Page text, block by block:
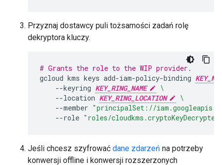
Przyznaj dostawcy puli tożsamości zadań rolę
dekryptora kluczy.
# Grants the role to the WIP provider.
gcloud kms keys add-iam-policy-binding
--keyring KEY_RING_NAME
\
--location KEY_RING_LOCATION
\
--member "principalSet://
--role "roles/
Jeśli chcesz szyfrować dane zdarzeń na potrzeby
konwersji offline i konwersji rozszerzonych